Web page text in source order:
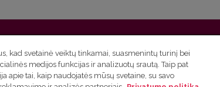
Filologijos fakultetas | Universiteto g. 5, LT-01131
(studijų ir tvarkaraščio klausimai) tel. (0 5) 268 7208 |
kad svetainė veiktų tinkamai, suasmenintų turinį bei
medijos funkcijas ir analizuotų srautą. Taip pat
apie tai, kaip naudojatės mūsų svetaine, su savo